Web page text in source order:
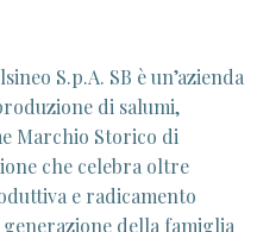
S.p.A. SB è un’azienda
di salumi,
Marchio Storico di
che celebra oltre
e radicamento
della famiglia